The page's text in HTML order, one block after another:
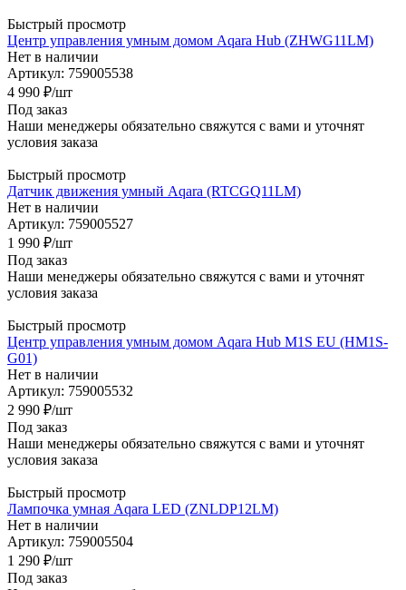
Быстрый просмотр
Центр управления умным домом Aqara Hub (ZHWG11LM)
Нет в наличии
Артикул: 759005538
4 990 ₽/шт
Под заказ
Наши менеджеры обязательно свяжутся с вами и уточнят
условия заказа
Быстрый просмотр
Датчик движения умный Aqara (RTCGQ11LM)
Нет в наличии
Артикул: 759005527
1 990 ₽/шт
Под заказ
Наши менеджеры обязательно свяжутся с вами и уточнят
условия заказа
Быстрый просмотр
Центр управления умным домом Aqara Hub M1S EU (HM1S-
G01)
Нет в наличии
Артикул: 759005532
2 990 ₽/шт
Под заказ
Наши менеджеры обязательно свяжутся с вами и уточнят
условия заказа
Быстрый просмотр
Лампочка умная Aqara LED (ZNLDP12LM)
Нет в наличии
Артикул: 759005504
1 290 ₽/шт
Под заказ